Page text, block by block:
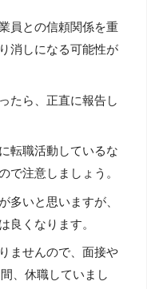
員との信頼関係を重
消しになる可能性が
たら、正直に報告し
転職活動しているな
で注意しましょう。
多いと思いますが、
良くなります。
ませんので、面接や
、休職していまし